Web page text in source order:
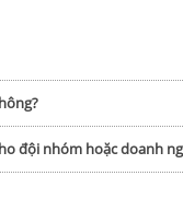
đội nhóm hoặc doanh